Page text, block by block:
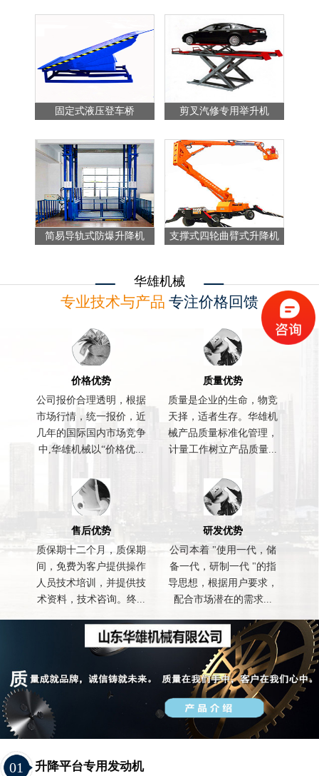
固定式液压登车桥 剪叉汽修专用举升机
简易导轨式防爆升降机 支撑式四轮曲臂式升降机
华雄机械
专业技术与产品 专注价格回馈
价格优势
公司报价合理透明，根据
市场行情，统一报价，近
几年的国际国内市场竞争
中,华雄机械以“价格优...
质量优势
质量是企业的生命，物竞
天择，适者生存。华雄机
械产品质量标准化管理，
计量工作树立产品质量...
售后优势
质保期十二个月，质保期
间，免费为客户提供操作
人员技术培训，并提供技
术资料，技术咨询。终...
研发优势
公司本着 "使用一代，储
备一代，研制一代 "的指
导思想，根据用户要求，
配合市场潜在的需求...
01 升降平台专用发动机